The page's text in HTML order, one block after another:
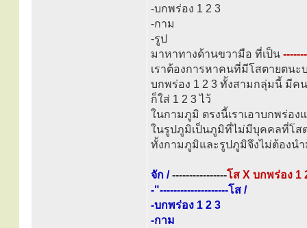
-บกพร่อง 1 2 3
-กาม
-รูป
มาหาทางด้านขวามือ ที่เป็น
เราต้องการหาคนที่มีโสตายตน
บกพร่อง 1 2 3 ทั้งสามกลุ่มนี้ มีค
ก็ใส่ 1 2 3 ไว้
ในกามภูมิ ตรงนี้เราเอาบกพร่อ
ในรูปภูมิเป็นภูมิที่ไม่มีบุคคลที่โส
ทั้งกามภูมิและรูปภูมิจึงไม่ต้องน
จัก /----------------โส X บกพร่อง 1
-"--------------------โส /
-บกพร่อง 1 2 3
-กาม